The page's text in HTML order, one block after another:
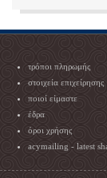
τρόποι πληρωμής
στοιχεία επιχείρησης
ποιοί είμαστε
έδρα
όροι χρήσης
acymailing - latest